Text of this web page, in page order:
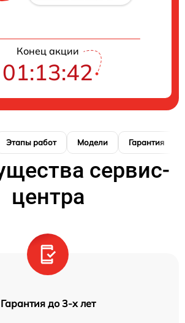
Конец акции
01:13:41
Этапы работ Модели Гарантия
сервис-
центра
Гарантия до 3-х лет